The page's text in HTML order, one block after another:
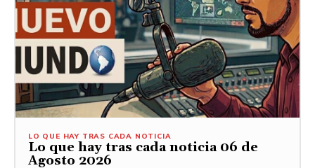
LO QUE HAY TRAS CADA NOTICIA
Lo que hay tras cada noticia 06 de
Agosto 2026